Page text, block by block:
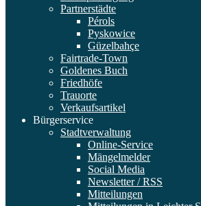
Partnerstädte
Pérols
Pyskowice
Güzelbahçe
Fairtrade-Town
Goldenes Buch
Friedhöfe
Trauorte
Verkaufsartikel
Bürgerservice
Stadtverwaltung
Online-Service
Mängelmelder
Social Media
Newsletter / RSS
Mitteilungen